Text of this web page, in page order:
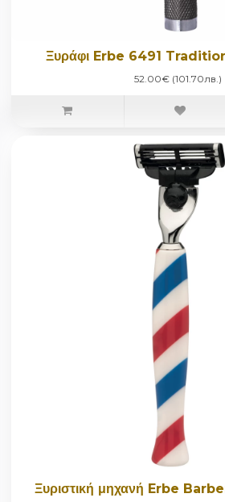
Ξυράφι Erbe 6491
52.00€ (101.70лв.)
Ξυριστική μηχανή Erbe